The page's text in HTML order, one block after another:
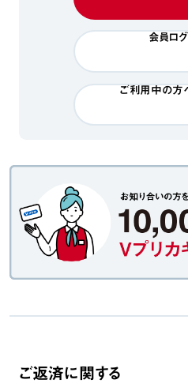
会員ロ
ご利用中の方
ご返済に関する